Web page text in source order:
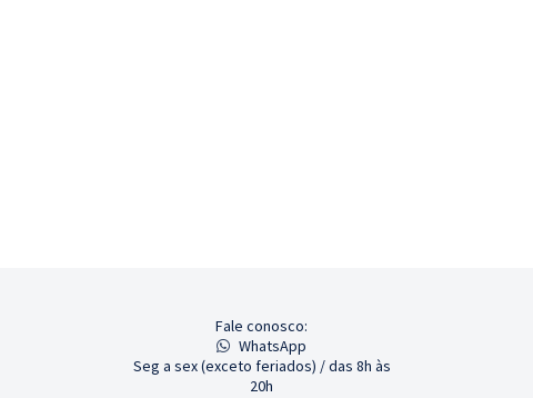
Fale conosco:
WhatsApp
Seg a sex (exceto feriados) / das 8h às
20h